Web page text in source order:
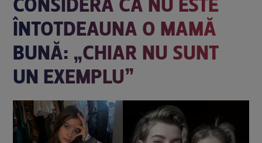
ÎNTOTDEAUNA O MAMĂ
BUNĂ: „CHIAR NU SUNT
UN EXEMPLU”